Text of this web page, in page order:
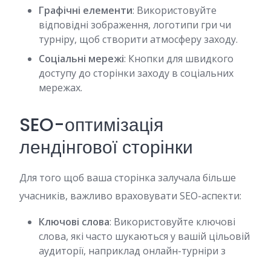
Графічні елементи: Використовуйте
відповідні зображення, логотипи гри чи
турніру, щоб створити атмосферу заходу.
Соціальні мережі: Кнопки для швидкого
доступу до сторінки заходу в соціальних
мережах.
SEO-оптимізація
лендінгової сторінки
Для того щоб ваша сторінка залучала більше
учасників, важливо враховувати SEO-аспекти:
Ключові слова: Використовуйте ключові
слова, які часто шукаються у вашій цільовій
аудиторії, наприклад онлайн-турніри з